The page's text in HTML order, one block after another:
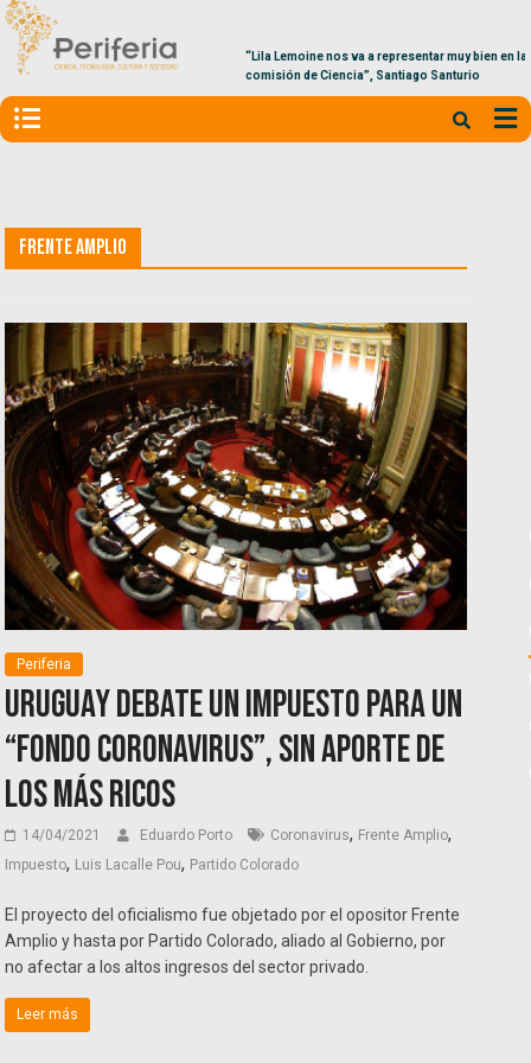
“Lila Lemoine nos va a representar muy bien en la
comisión de Ciencia”, Santiago Santurio
Frente Amplio
Periferia
Uruguay debate un impuesto para un
“Fondo Coronavirus”, sin aporte de
los más ricos
14/04/2021 Eduardo Porto Coronavirus, Frente Amplio,
Impuesto, Luis Lacalle Pou, Partido Colorado
El proyecto del oficialismo fue objetado por el opositor Frente
Amplio y hasta por Partido Colorado, aliado al Gobierno, por
no afectar a los altos ingresos del sector privado.
Leer más